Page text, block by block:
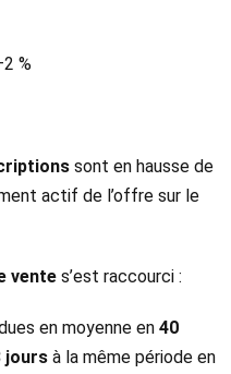
%
sont en hausse de
actif de l’offre sur le
vente s’est raccourci :
en moyenne en 40
jours à la même période en